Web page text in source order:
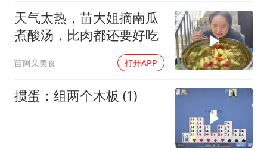
天气太热，苗大姐摘南瓜
煮酸汤，比肉都还要好吃
苗阿朵美食 打开APP
掼蛋：组两个木板 (1)